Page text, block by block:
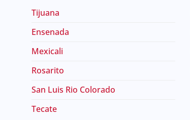
Tijuana
Ensenada
Mexicali
Rosarito
San Luis Rio Colorado
Tecate